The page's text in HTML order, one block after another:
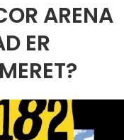
ARENA
ER